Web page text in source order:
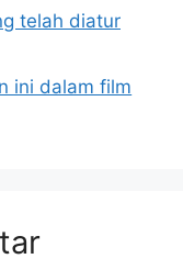
telah diatur
ini dalam film